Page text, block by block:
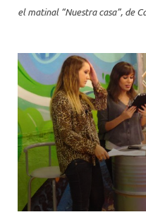
el matinal “Nuestra casa”, de